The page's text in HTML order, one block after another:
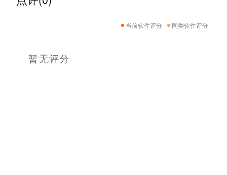
当前软件评分 同类软件评分
暂无评分